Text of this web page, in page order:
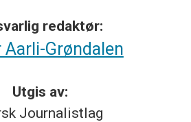
redaktør:
Aarli-Grøndalen
Utgis av:
Journalistlag